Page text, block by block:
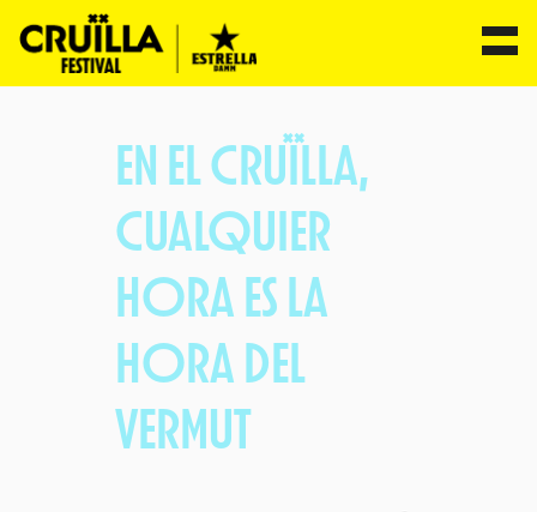
EN EL CRUÏLLA,
CUALQUIER
HORA ES LA
HORA DEL
VERMUT